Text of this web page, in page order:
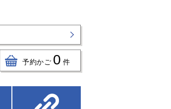
予約かご 0 件